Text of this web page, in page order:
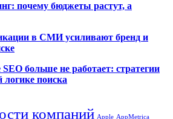
почему бюджеты растут, а
в СМИ усиливают бренд и
больше не работает: стратегии
поиска
компаний Apple AppMetrica